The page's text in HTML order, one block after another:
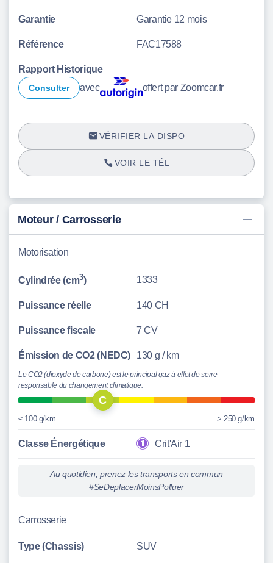
Garantie Garantie 12 mois
Référence FAC17588
Rapport Historique
Consulter avec offert par Zoomcar.fr
VÉRIFIER LA DISPO
VOIR LE TÉL
Moteur / Carrosserie
Motorisation
Cylindrée (cm3) 1333
Puissance réelle 140 CH
Puissance fiscale 7 CV
Émission de CO2 (NEDC) 130 g / km
Le CO2 (dioxyde de carbone) est le principal gaz à effet de serre
responsable du changement climatique.
C
≤ 100 g/km > 250 g/km
Classe Énergétique Crit'Air 1
Au quotidien, prenez les transports en commun
#SeDeplacerMoinsPolluer
Carrosserie
Type (Chassis) SUV